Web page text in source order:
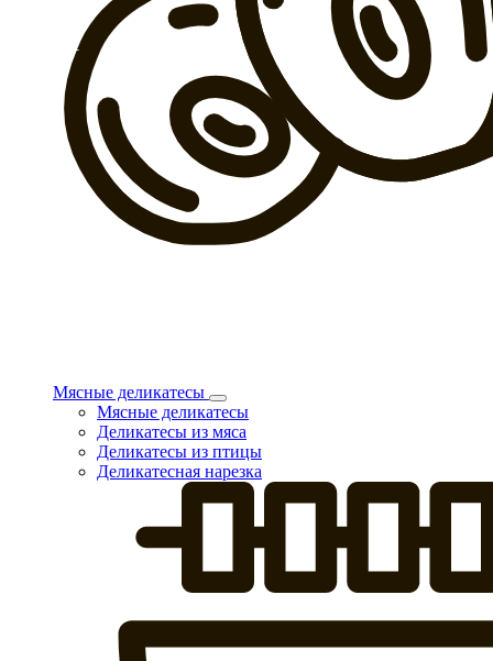
Мясные деликатесы
Мясные деликатесы
Деликатесы из мяса
Деликатесы из птицы
Деликатесная нарезка